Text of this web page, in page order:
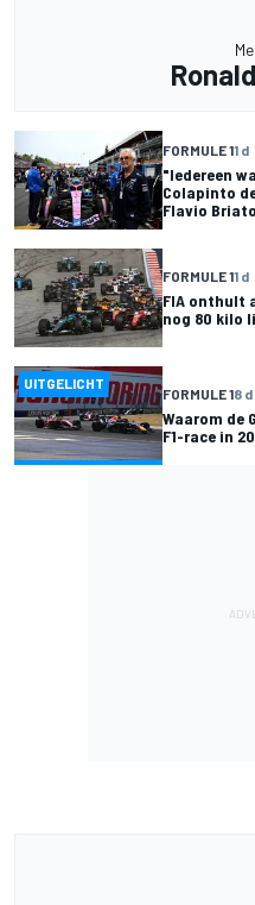
FORMULE 11 d
"Iedereen
Colapinto
Flavio
FORMULE 11 d
FIA onthult
nog 80 kilo
UITGELICHT
FORMULE 18 d
Waarom de
F1-race in